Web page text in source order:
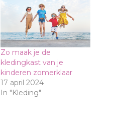
Zo maak je de
kledingkast van je
kinderen zomerklaar
17 april 2024
In "Kleding"